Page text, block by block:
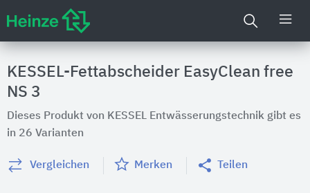
KESSEL-Fettabscheider EasyClean free
NS 3
Dieses Produkt von KESSEL Entwässerungstechnik gibt es
in 26 Varianten
Vergleichen Merken Teilen